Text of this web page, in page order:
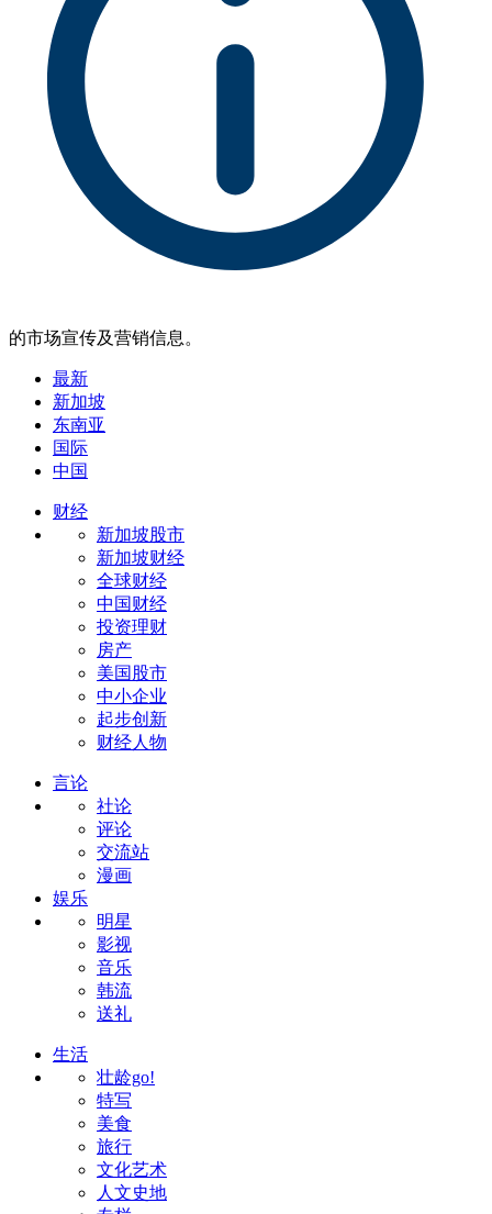
的市场宣传及营销信息。
最新
新加坡
东南亚
国际
中国
财经
新加坡股市
新加坡财经
全球财经
中国财经
投资理财
房产
美国股市
中小企业
起步创新
财经人物
言论
社论
评论
交流站
漫画
娱乐
明星
影视
音乐
韩流
送礼
生活
壮龄go!
特写
美食
旅行
文化艺术
人文史地